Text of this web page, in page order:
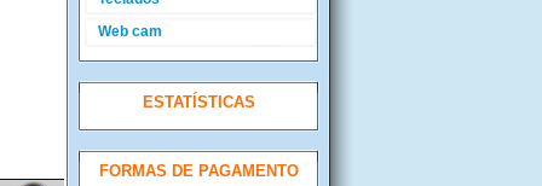
Web cam
ESTATÍSTICAS
FORMAS DE PAGAMENTO